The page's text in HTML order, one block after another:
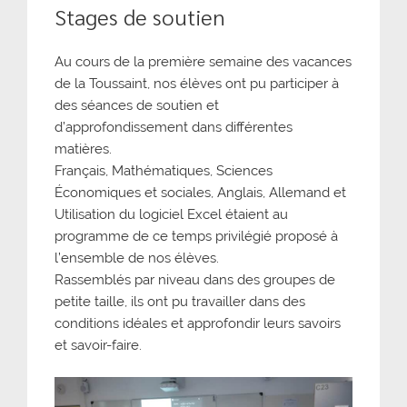
Stages de soutien
Au cours de la première semaine des vacances
de la Toussaint, nos élèves ont pu participer à
des séances de soutien et
d’approfondissement dans différentes
matières.
Français, Mathématiques, Sciences
Économiques et sociales, Anglais, Allemand et
Utilisation du logiciel Excel étaient au
programme de ce temps privilégié proposé à
l’ensemble de nos élèves.
Rassemblés par niveau dans des groupes de
petite taille, ils ont pu travailler dans des
conditions idéales et approfondir leurs savoirs
et savoir-faire.